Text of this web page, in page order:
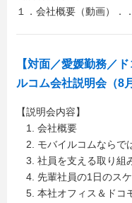
１．会社概要（動画）．
【対面／愛媛勤務／
ルコム会社説明会（8月
【説明会内容】
1. 会社概要
2. モバイルコムならで
3. 社員を支える取り組
4. 先輩社員の1日のス
5. 本社オフィス＆ドコ